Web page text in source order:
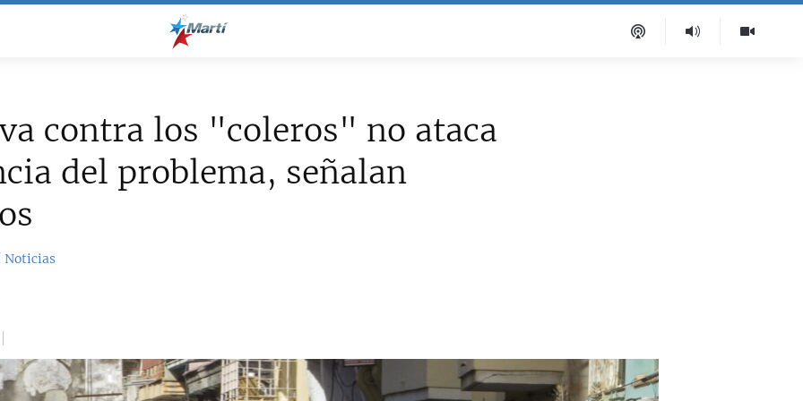
contra los "coleros" no ataca
del problema, señalan
Noticias